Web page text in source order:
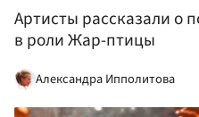
Артисты рассказали о
в роли Жар-птицы
Александра Ипполитова